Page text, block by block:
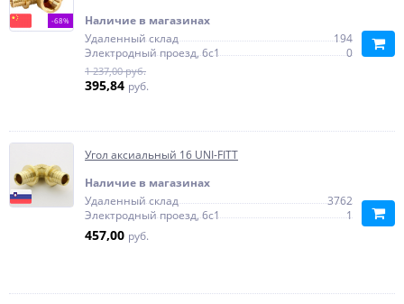
-68%
Наличие в магазинах
Удаленный склад
194
Электродный проезд, 6с1
0
1 237,00 руб.
395,84 руб.
Угол аксиальный 16 UNI-FITT
Наличие в магазинах
Удаленный склад
3762
Электродный проезд, 6с1
1
457,00 руб.